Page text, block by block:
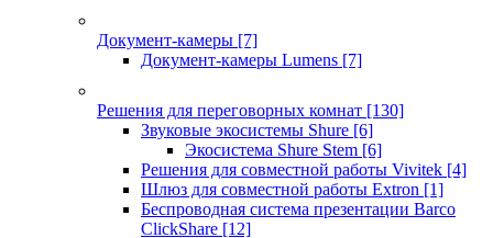
Документ-камеры [7]
Документ-камеры Lumens [7]
Решения для переговорных комнат [130]
Звуковые экосистемы Shure [6]
Экосистема Shure Stem [6]
Решения для совместной работы Vivitek [4]
Шлюз для совместной работы Extron [1]
Беспроводная система презентации Barco
ClickShare [12]